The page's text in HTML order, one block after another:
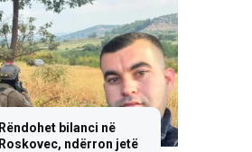
Rëndohet bilanci në
Roskovec, ndërron jetë